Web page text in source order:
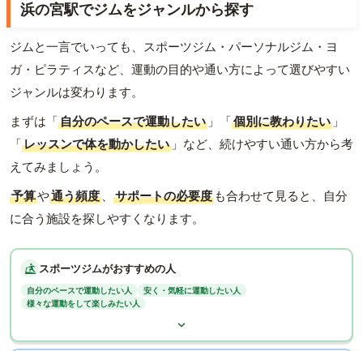
浜の宮駅でジムをジャンルから探す
ジムと一言でいっても、スポーツジム・パーソナルジム・ヨ
ガ・ピラティスなど、運動の目的や通い方によって選びやすい
ジャンルは変わります。
まずは「自分のペースで運動したい 」「個別に教わりたい 」
「レッスンで体を動かしたい 」など、続けやすい通い方から考
えてみましょう。
予算や通う頻度 、 サポートの必要度 も合わせて見ると、自分
に合う施設を探しやすくなります。
スポーツジムがおすすめの人
自分のペースで運動したい人
安く・気軽に運動したい人
様々な運動をして楽しみたい人